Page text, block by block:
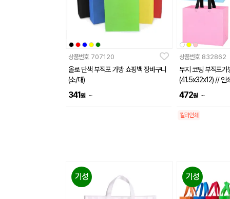
상품번호 707120
올로 단색 부직포 가방 쇼핑백 장바구니
(소/대)
341원 ~
상품번호 832862
무지 코팅 부직포가
(41.5x32x12) // 인
472원 ~
칼라인쇄
기성 기성